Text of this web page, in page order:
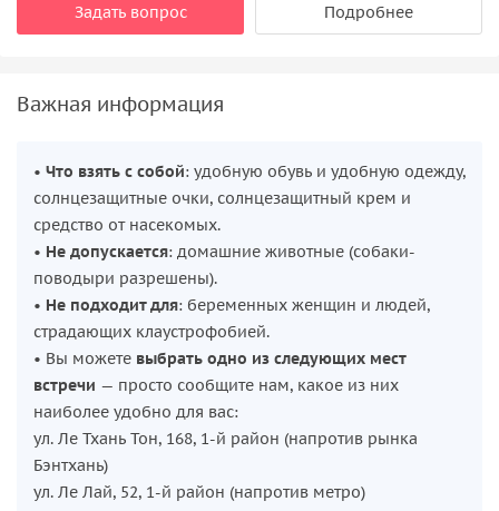
Задать вопрос Подробнее
Важная информация
• Что взять с собой: удобную обувь и удобную одежду,
солнцезащитные очки, солнцезащитный крем и
средство от насекомых.
• Не допускается: домашние животные (собаки-
поводыри разрешены).
• Не подходит для: беременных женщин и людей,
страдающих клаустрофобией.
• Вы можете выбрать одно из следующих мест
встречи — просто сообщите нам, какое из них
наиболее удобно для вас:
ул. Ле Тхань Тон, 168, 1-й район (напротив рынка
Бэнтхань)
ул. Ле Лай, 52, 1-й район (напротив метро)